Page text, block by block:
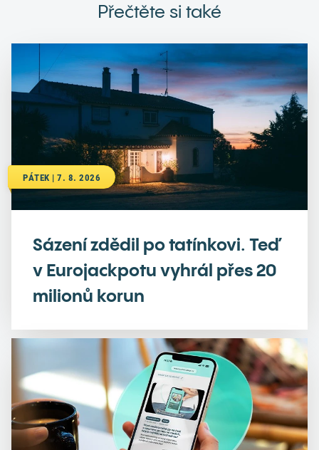
Přečtěte si také
PÁTEK | 7. 8. 2026
Sázení zdědil po tatínkovi. Teď
v Eurojackpotu vyhrál přes 20
milionů korun